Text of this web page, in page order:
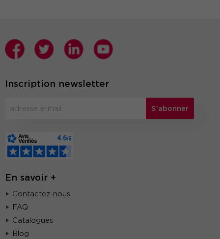
Inscription newsletter
S'abonner
En savoir +
Contactez-nous
FAQ
Catalogues
Blog